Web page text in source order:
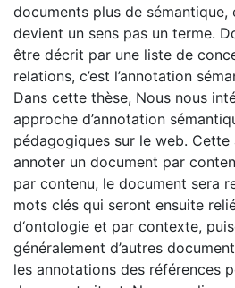
documents plus de sémantique,
devient un sens pas un terme.
être décrit par une liste de
relations, c’est l’annotation
Dans cette thèse, Nous nous
approche d’annotation
pédagogiques sur le web. Cette
annoter un document par
par contenu, le document sera
mots clés qui seront ensuite
d‘ontologie et par contexte,
généralement d’autres
les annotations des références